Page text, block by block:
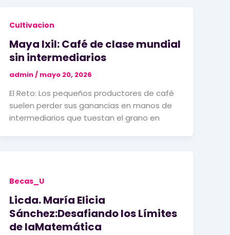
Cultivacion
Maya Ixil: Café de clase mundial
sin intermediarios
admin/ mayo 20, 2026
El Reto: Los pequeños productores de café
suelen perder sus ganancias en manos de
intermediarios que tuestan el grano en
Becas_U
Licda. María Elicia
Sánchez:Desafiando los Límites
de laMatemática